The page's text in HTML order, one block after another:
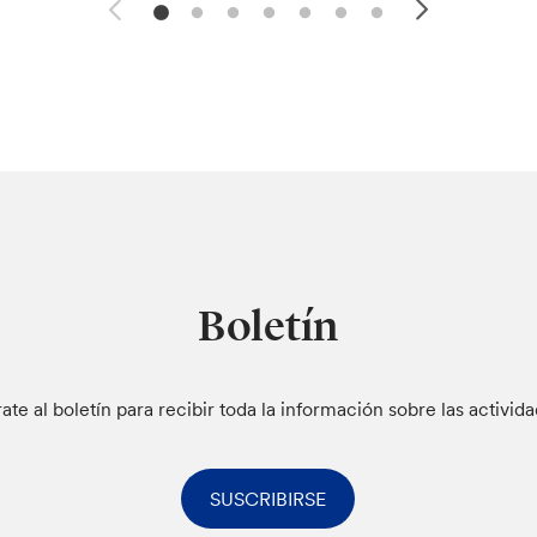
Boletín
al boletín para recibir toda la información sobre las
SUSCRIBIRSE